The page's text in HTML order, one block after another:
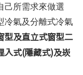
己所需求來做選
冷氣及分離式冷氣
型及直立式窗型二
入式(隱藏式)及崁